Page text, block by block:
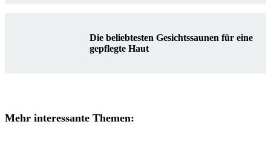
Die beliebtesten Gesichtssaunen für eine
gepflegte Haut
Mehr interessante Themen: